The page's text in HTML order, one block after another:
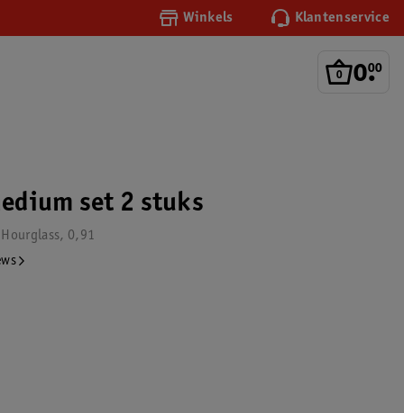
Winkels Klantenservice
0.
00
set 2 stuks
0,91